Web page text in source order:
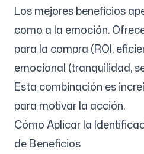
Los mejores beneficios
como a la emoción.
para la compra (ROI,
emocional (tranquilidad,
Esta combinación es
para motivar la acción.
Cómo Aplicar la
de Beneficios